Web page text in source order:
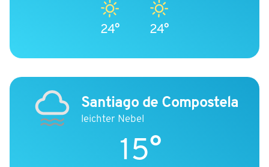
24° 24°
Santiago de Compostela
leichter Nebel
15°